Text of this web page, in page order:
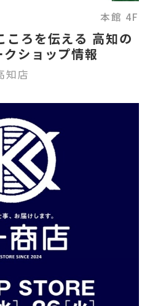
本館 4F
ころを伝える 高知の
ショップ情報
知店